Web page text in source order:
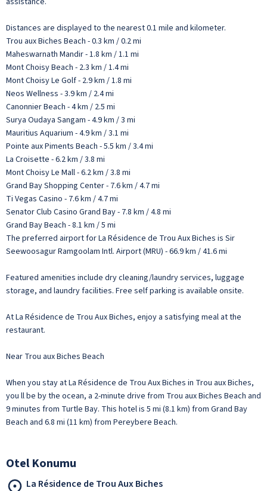
Distances are displayed to the nearest 0.1 mile and kilometer.
Trou aux Biches Beach - 0.3 km / 0.2 mi
Maheswarnath Mandir - 1.8 km / 1.1 mi
Mont Choisy Beach - 2.3 km / 1.4 mi
Mont Choisy Le Golf - 2.9 km / 1.8 mi
Neos Wellness - 3.9 km / 2.4 mi
Canonnier Beach - 4 km / 2.5 mi
Surya Oudaya Sangam - 4.9 km / 3 mi
Mauritius Aquarium - 4.9 km / 3.1 mi
Pointe aux Piments Beach - 5.5 km / 3.4 mi
La Croisette - 6.2 km / 3.8 mi
Mont Choisy Le Mall - 6.2 km / 3.8 mi
Grand Bay Shopping Center - 7.6 km / 4.7 mi
Ti Vegas Casino - 7.6 km / 4.7 mi
Senator Club Casino Grand Bay - 7.8 km / 4.8 mi
Grand Bay Beach - 8.1 km / 5 mi
The preferred airport for La Résidence de Trou Aux Biches is Sir
Seewoosagur Ramgoolam Intl. Airport (MRU) - 66.9 km / 41.6 mi
Featured amenities include dry cleaning/laundry services, luggage
storage, and laundry facilities. Free self parking is available onsite.
At La Résidence de Trou Aux Biches, enjoy a satisfying meal at the
restaurant.
Near Trou aux Biches Beach
When you stay at La Résidence de Trou Aux Biches in Trou aux Biches,
you ll be by the ocean, a 2-minute drive from Trou aux Biches Beach and
9 minutes from Turtle Bay. This hotel is 5 mi (8.1 km) from Grand Bay
Beach and 6.8 mi (11 km) from Pereybere Beach.
Otel Konumu
La Résidence de Trou Aux Biches